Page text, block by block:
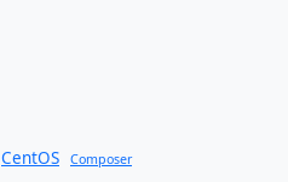
CentOS Composer